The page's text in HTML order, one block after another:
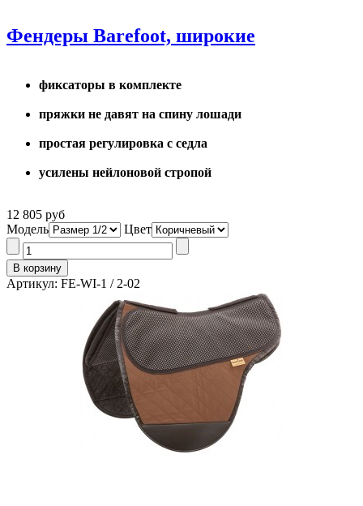
Фендеры Barefoot, широкие
фиксаторы в комплекте
пряжки не давят на спину лошади
простая регулировка с седла
усилены нейлоновой стропой
12 805 руб
Модель
Цвет
Артикул: FE-WI-1 / 2-02